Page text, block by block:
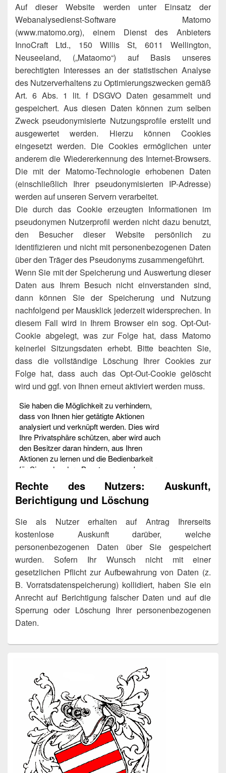
Auf dieser Website werden unter Einsatz der
Webanalysedienst-Software Matomo
(www.matomo.org), einem Dienst des Anbieters
InnoCraft Ltd., 150 Willis St, 6011 Wellington,
Neuseeland, („Mataomo“) auf Basis unseres
berechtigten Interesses an der statistischen Analyse
des Nutzerverhaltens zu Optimierungszwecken gemäß
Art. 6 Abs. 1 lit. f DSGVO Daten gesammelt und
gespeichert. Aus diesen Daten können zum selben
Zweck pseudonymisierte Nutzungsprofile erstellt und
ausgewertet werden. Hierzu können Cookies
eingesetzt werden. Die Cookies ermöglichen unter
anderem die Wiedererkennung des Internet-Browsers.
Die mit der Matomo-Technologie erhobenen Daten
(einschließlich Ihrer pseudonymisierten IP-Adresse)
werden auf unseren Servern verarbeitet.
Die durch das Cookie erzeugten Informationen im
pseudonymen Nutzerprofil werden nicht dazu benutzt,
den Besucher dieser Website persönlich zu
identifizieren und nicht mit personenbezogenen Daten
über den Träger des Pseudonyms zusammengeführt.
Wenn Sie mit der Speicherung und Auswertung dieser
Daten aus Ihrem Besuch nicht einverstanden sind,
dann können Sie der Speicherung und Nutzung
nachfolgend per Mausklick jederzeit widersprechen. In
diesem Fall wird in Ihrem Browser ein sog. Opt-Out-
Cookie abgelegt, was zur Folge hat, dass Matomo
keinerlei Sitzungsdaten erhebt. Bitte beachten Sie,
dass die vollständige Löschung Ihrer Cookies zur
Folge hat, dass auch das Opt-Out-Cookie gelöscht
wird und ggf. von Ihnen erneut aktiviert werden muss.
Rechte des Nutzers: Auskunft,
Berichtigung und Löschung
Sie als Nutzer erhalten auf Antrag Ihrerseits
kostenlose Auskunft darüber, welche
personenbezogenen Daten über Sie gespeichert
wurden. Sofern Ihr Wunsch nicht mit einer
gesetzlichen Pflicht zur Aufbewahrung von Daten (z.
B. Vorratsdatenspeicherung) kollidiert, haben Sie ein
Anrecht auf Berichtigung falscher Daten und auf die
Sperrung oder Löschung Ihrer personenbezogenen
Daten.
Widgetbereich